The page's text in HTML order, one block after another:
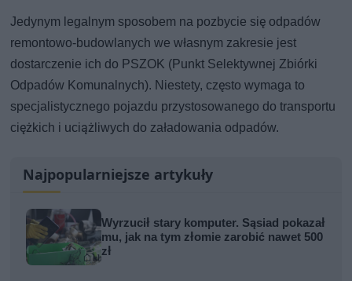
Jedynym legalnym sposobem na pozbycie się odpadów
remontowo-budowlanych we własnym zakresie jest
dostarczenie ich do PSZOK (Punkt Selektywnej Zbiórki
Odpadów Komunalnych). Niestety, często wymaga to
specjalistycznego pojazdu przystosowanego do transportu
ciężkich i uciążliwych do załadowania odpadów.
Najpopularniejsze artykuły
Wyrzucił stary komputer. Sąsiad pokazał
mu, jak na tym złomie zarobić nawet 500
zł